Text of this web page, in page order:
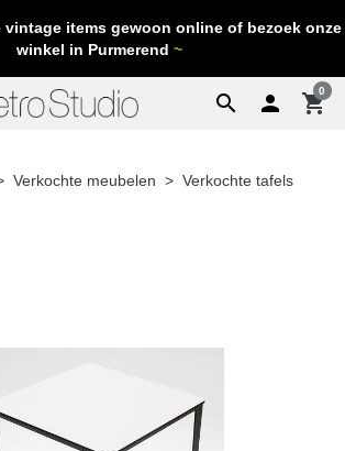
vintage items gewoon online of bezoek onze
winkel in Purmerend ~
search  shopping_cart
0
Verkochte meubelen Verkochte tafels